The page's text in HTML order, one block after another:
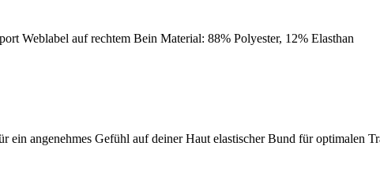
Weblabel auf rechtem Bein Material: 88% Polyester, 12% Elasthan
ein angenehmes Gefühl auf deiner Haut elastischer Bund für optimalen